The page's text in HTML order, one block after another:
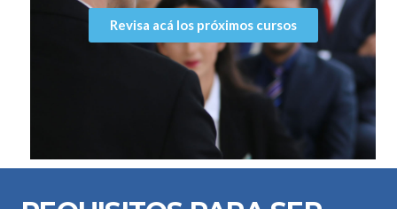
Revisa acá los próximos cursos